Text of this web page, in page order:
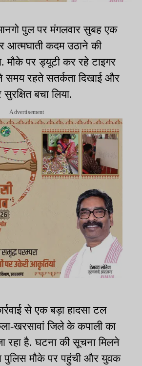
पुल पर मंगलवार सुबह एक
आत्मघाती कदम उठाने की
मौके पर ड्यूटी कर रहे टाइगर
समय रहते सतर्कता दिखाई और
बचा लिया.
Advertisement
से एक बड़ा हादसा टल
खरसावां जिले के कपाली का
रहा है. घटना की सूचना मिलने
पुलिस मौके पर पहुंची और युवक